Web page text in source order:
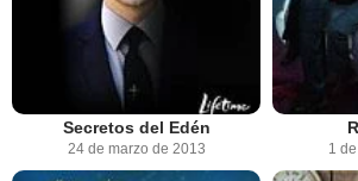
Secretos del Edén
24 de marzo de 2013 1